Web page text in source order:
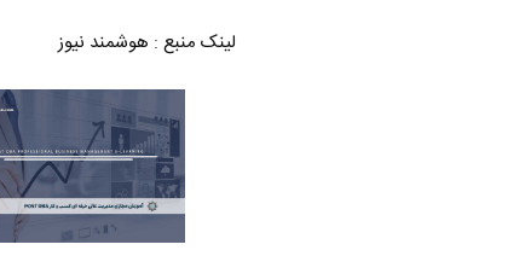
لینک منبع : هوشمند نیوز